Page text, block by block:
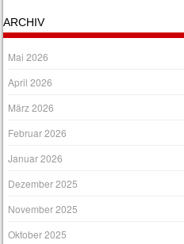
ARCHIV
Mai 2026
April 2026
März 2026
Februar 2026
Januar 2026
Dezember 2025
November 2025
Oktober 2025